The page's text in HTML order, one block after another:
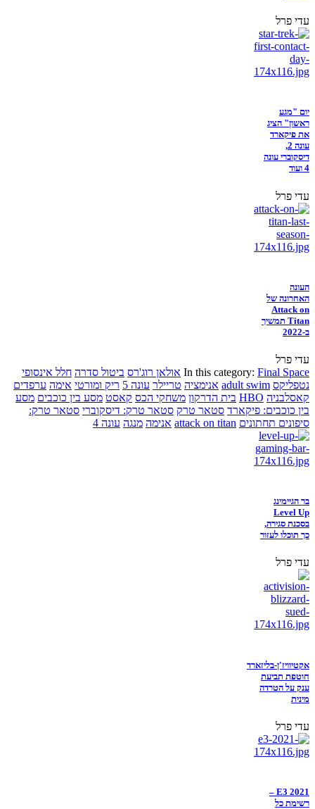
עדי פרל
יום "מגע
ראשון" הציג
את פיקארד
עונה 2,
דיסקוברי עונה
4 ועוד
עדי פרל
העונה
האחרונה של
Attack on
Titan תמשיך
ב-2022
עדי פרל
In this category: Final Space אולאן רוג'רס ביטול סדרה חלל אינסופי
נטפליקס adult swim אנימציה טריילר עונה 5 ריק ומורטי אימה ערפדים
קאסלבניה HBO בית הדרקון משחקי הכס קאסט מסע בין כוכבים מסע
בין כוכבים: פיקארד סטאר טרק סטאר טרק: דיסקוברי סטאר טרק:
סיפונים תחתונים attack on titan אנימה מנגה עונה 4
בר הגיימינג
Level Up
בסכנת סגירה,
כך תוכלו לעזור
עדי פרל
אקטיוויז'ן-בליזארד
חוטפת תביעת
ענק על הטרדה
מינית
עדי פרל
E3 2021 –
רשימת כל